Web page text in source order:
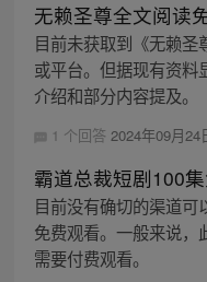
无赖圣尊全文阅读
目前未获取到《无赖
或平台。但据现有资料
介绍和部分内容提及。
1 个回答 2024年09月24
霸道总裁短剧100
目前没有确切的渠道
免费观看。一般来说，
需要付费观看。